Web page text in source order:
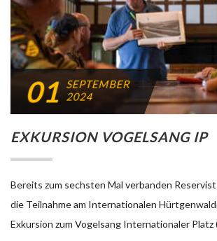
01 SEPTEMBER
2024
EXKURSION VOGELSANG IP
Bereits zum sechsten Mal verbanden
die Teilnahme am Internationalen
Exkursion zum Vogelsang Internationaler Platz